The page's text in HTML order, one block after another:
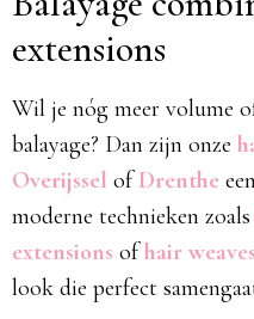
extensions
Wil je nóg meer volume
balayage? Dan zijn onze
Overijssel ofDrenthe
moderne technieken zoals
extensions ofhair weaves
look die perfect